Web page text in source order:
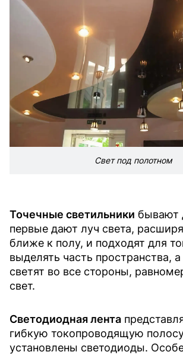
Свет под полотном
Точечные светильники бывают
первые дают луч света,
ближе к полу, и подходят для
выделять часть пространства,
светят во все стороны,
свет.
Светодиодная лента
гибкую токопроводящую
установлены светодиоды.